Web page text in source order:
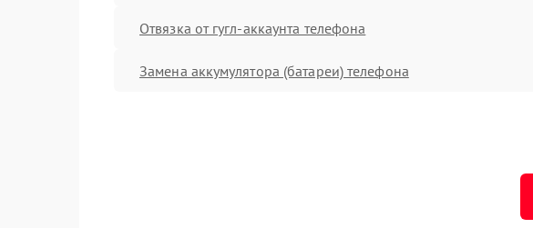
Отвязка от гугл-аккаунта телефона
Замена аккумулятора (батареи) телефона